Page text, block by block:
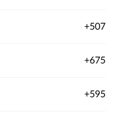
+507
+675
+595